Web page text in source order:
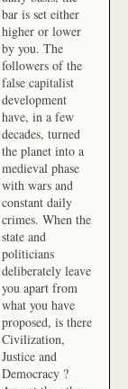
bar is set either
higher or lower
by you. The
followers of the
false capitalist
development
have, in a few
decades, turned
the planet into a
medieval phase
with wars and
constant daily
crimes. When the
state and
politicians
deliberately leave
you apart from
what you have
proposed, is there
Civilization,
Justice and
Democracy ?